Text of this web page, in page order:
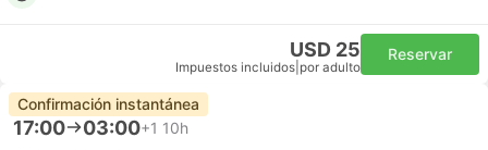
USD 25
Impuestos incluidos por adulto
Reservar
Confirmación instantánea
17:00 03:00+1 10h